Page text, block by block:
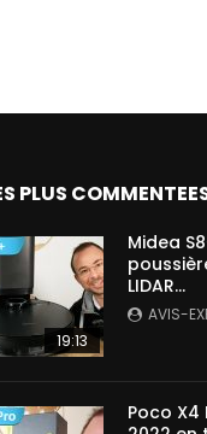
PLUS
19:13
Midea
LIDAR…
AVIS-
Poco X4